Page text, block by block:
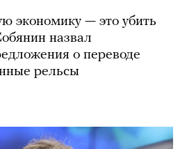
экономику — это убить
назвал
о переводе
рельсы